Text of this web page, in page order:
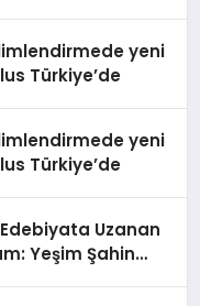
yeni
Türkiye’de
yeni
Türkiye’de
Uzanan
Yeşim Şahin